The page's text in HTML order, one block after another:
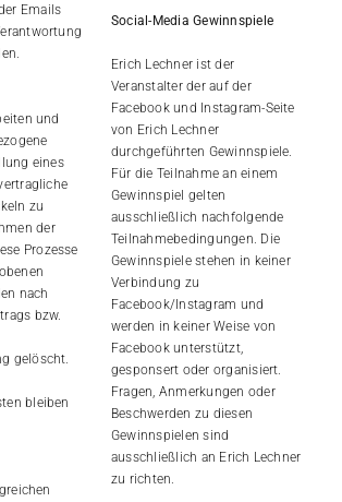
Emails
und
eines
zu
der
Prozesse
nach
bzw.
gelöscht.
bleiben
Social-Media Gewinnspiele
Erich Lechner ist der
Veranstalter der auf der
Facebook und Instagram-Seite
von Erich Lechner
durchgeführten Gewinnspiele.
Für die Teilnahme an einem
Gewinnspiel gelten
ausschließlich nachfolgende
Teilnahmebedingungen. Die
Gewinnspiele stehen in keiner
Verbindung zu
Facebook/Instagram und
werden in keiner Weise von
Facebook unterstützt,
gesponsert oder organisiert.
Fragen, Anmerkungen oder
Beschwerden zu diesen
Gewinnspielen sind
ausschließlich an Erich Lechner
zu richten.